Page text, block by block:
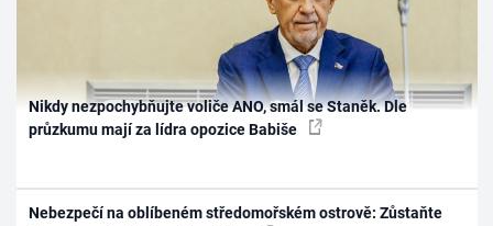
Nikdy nezpochybňujte voliče ANO, smál se Staněk. Dle
průzkumu mají za lídra opozice Babiše
Nebezpečí na oblíbeném středomořském ostrově: Zůstaňte